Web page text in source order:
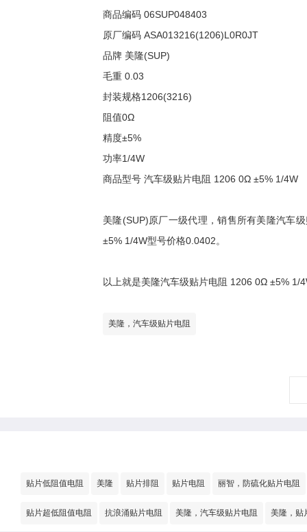
商品编码 06SUP048403
原厂编码 ASA013216(1206)L0R0JT
品牌 美隆(SUP)
毛重 0.03
封装规格1206(3216)
阻值0Ω
精度±5%
功率1/4W
商品型号 汽车级贴片电阻 1206 0Ω ±5% 1/4W
美隆(SUP)原厂一级代理，销售所有美隆汽车
±5% 1/4W型号价格0.0402。
以上就是美隆汽车级贴片电阻 1206 0Ω ±5% 1/
美隆，汽车级贴片电阻
贴片低阻值电阻 美隆 贴片排阻 贴片电阻 丽智，防硫化贴片电阻
贴片超低阻值电阻 抗浪涌贴片电阻 美隆，汽车级贴片电阻 美隆，贴